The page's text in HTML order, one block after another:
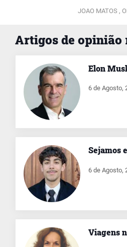
JOAO MATOS ,
Artigos de opinião
Elon
6 de Agosto,
Sejamos
6 de Agosto,
Viagens